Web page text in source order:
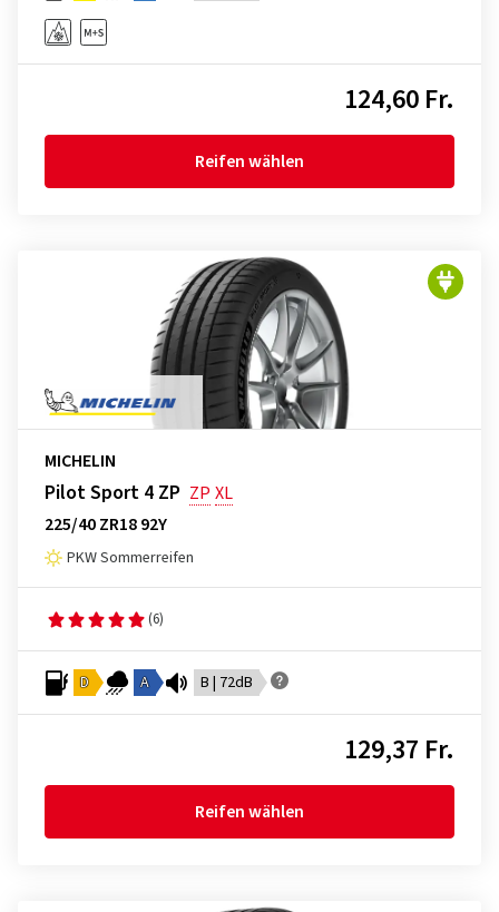
124,60 Fr.
Reifen wählen
MICHELIN
Pilot Sport 4 ZP ZP XL
225/40 ZR18 92Y
PKW Sommerreifen
(6)
D A B | 72dB
129,37 Fr.
Reifen wählen